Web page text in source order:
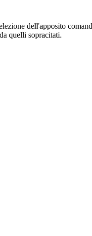
dell'apposito
quelli sopracitati.